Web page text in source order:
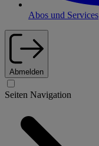
Abos und Services
Abmelden
Seiten Navigation